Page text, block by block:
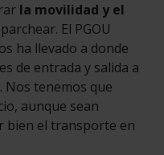
la movilidad y el
El PGOU
ha llevado a donde
de entrada y salida a
Nos tenemos que
aunque sean
bien el transporte en